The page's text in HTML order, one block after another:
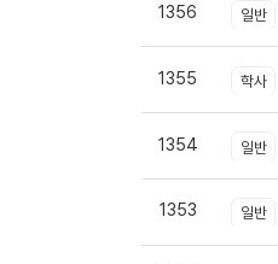
1356 일반
1355 학사
1354 일반
1353 일반